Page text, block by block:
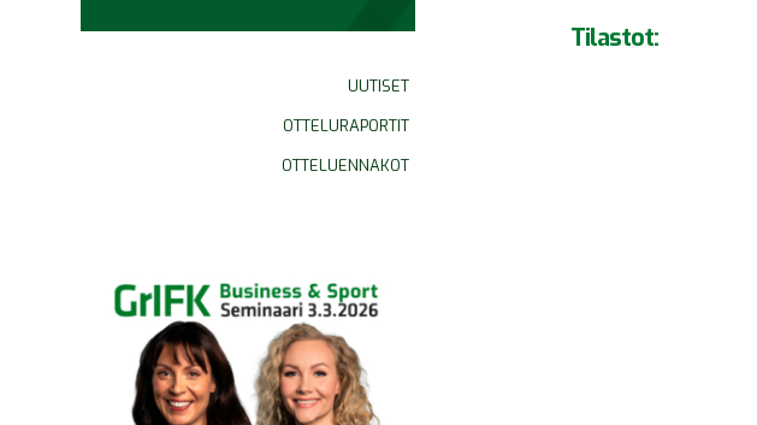
Tilastot:
UUTISET
OTTELURAPORTIT
OTTELUENNAKOT